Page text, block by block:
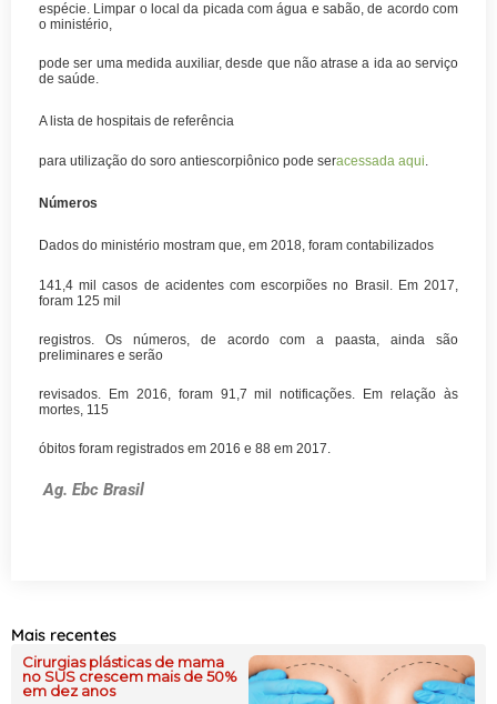
espécie. Limpar o local da picada com água e sabão, de acordo com
o ministério,
pode ser uma medida auxiliar, desde que não atrase a ida ao serviço
de saúde.
A lista de hospitais de referência
para utilização do soro antiescorpiônico pode seracessada aqui.
Números
Dados do ministério mostram que, em 2018, foram contabilizados
141,4 mil casos de acidentes com escorpiões no Brasil. Em 2017,
foram 125 mil
registros. Os números, de acordo com a paasta, ainda são
preliminares e serão
revisados. Em 2016, foram 91,7 mil notificações. Em relação às
mortes, 115
óbitos foram registrados em 2016 e 88 em 2017.
Ag. Ebc Brasil
Mais recentes
Cirurgias plásticas de mama
no SUS crescem mais de 50%
em dez anos